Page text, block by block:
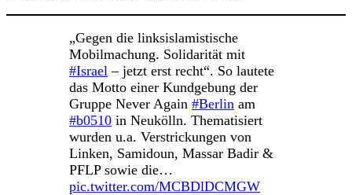
„Gegen die linksislamistische
Mobilmachung. Solidarität mit
#Israel – jetzt erst recht“. So lautete
das Motto einer Kundgebung der
Gruppe Never Again #Berlin am
#b0510 in Neukölln. Thematisiert
wurden u.a. Verstrickungen von
Linken, Samidoun, Massar Badir &
PFLP sowie die…
pic.twitter.com/MCBDlDCMGW